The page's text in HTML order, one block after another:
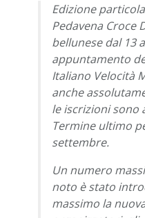
Edizione
Pedavena Croce
bellunese dal 13
appuntamento
Italiano Velocità
anche
le iscrizioni sono
Termine ultimo
settembre.
Un numero
noto è stato
massimo la